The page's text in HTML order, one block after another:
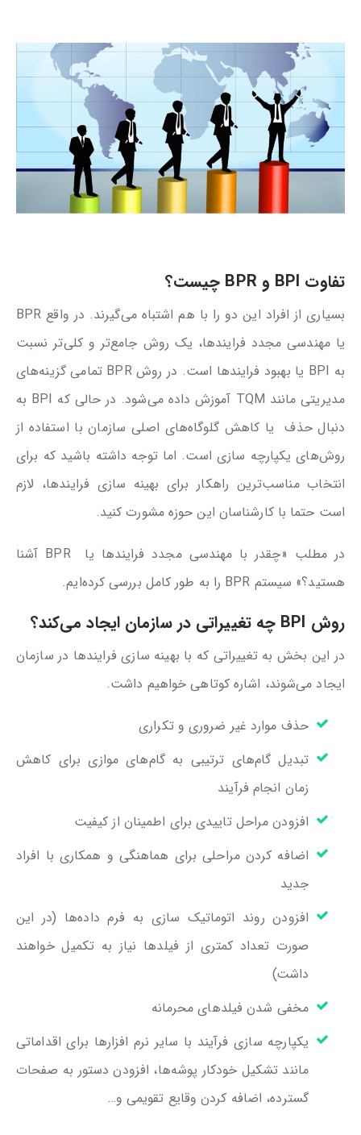
تفاوت BPI و BPR چیست؟
بسیاری از افراد این دو را با هم اشتباه می‌گیرند. در واقع BPR
یا مهندسی مجدد فرایندها، یک روش جامع‌تر و کلی‌تر نسبت
به BPI یا بهبود فرایندها است. در روش BPR تمامی گزینه‌های
مدیریتی مانند TQM آموزش داده می‌شود. در حالی که BPI به
دنبال حذف یا کاهش گلوگاه‌های اصلی سازمان با استفاده از
روش‌های یکپارچه سازی است. اما توجه داشته باشید که برای
انتخاب مناسب‌ترین راهکار برای بهینه سازی فرایندها، لازم
است حتما با کارشناسان این حوزه مشورت کنید.
در مطلب «چقدر با مهندسی مجدد فرایندها یا BPR آشنا
هستید؟» سیستم BPR را به طور کامل بررسی کرده‌ایم.
روش BPI چه تغییراتی در سازمان ایجاد می‌کند؟
در این بخش به تغییراتی که با بهینه سازی فرایندها در سازمان
ایجاد می‌شوند، اشاره کوتاهی خواهیم داشت.
حذف موارد غیر ضروری و تکراری
تبدیل گام‌های ترتیبی به گام‌های موازی برای کاهش
زمان انجام فرآیند
افزودن مراحل تاییدی برای اطمینان از کیفیت
اضافه کردن مراحلی برای هماهنگی و همکاری با افراد
جدید
افزودن روند اتوماتیک سازی به فرم داده‌ها (در این
صورت تعداد کمتری از فیلدها نیاز به تکمیل خواهند
داشت)
مخفی شدن فیلدهای محرمانه
یکپارچه سازی فرآیند با سایر نرم افزارها برای اقداماتی
مانند تشکیل خودکار پوشه‌ها، افزودن دستور به صفحات
گسترده، اضافه کردن وقایع تقویمی و…